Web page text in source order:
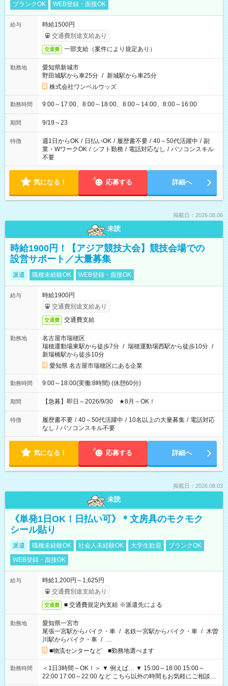
ブランクOK
WEB登録・面接OK
給与
時給1500円
交通費別途支給あり
交通費 一部支給（案件により規定あり）
勤務地
愛知県新城市
野田城駅から車25分 / 新城駅から車25分
株式会社ワンベルウッズ
勤務時間 9:00～17:00、8:00～18:00、8:00～14:00、8:00～16:00
期間 9/19～23
特徴 週1日からOK / 日払いOK / 履歴書不要 / 40～50代活躍中 / 副
業・WワークOK / シフト勤務 / 電話対応なし / パソコンスキル
不要
気になる！ 応募する 詳細へ
掲載日：2026.08.06
未読
時給1900円！【アジア競技大会】競技会場での
設営サポート／大量募集
派遣 職種未経験OK WEB登録・面接OK
給与
時給1900円
交通費別途支給あり
交通費 交通費支給
勤務地
名古屋市瑞穂区
瑞穂運動場東駅から徒歩7分 / 瑞穂運動場西駅から徒歩10分 /
新瑞橋駅から徒歩10分
愛知県 名古屋市瑞穂区にある企業
勤務時間 9:00～18:00(実働:8時間) (休憩60分)
期間 【急募】即日～2026/9/30 ★8月～OK！
特徴 履歴書不要 / 40～50代活躍中 / 10名以上の大量募集 / 電話対応
なし / パソコンスキル不要
気になる！ 応募する 詳細へ
掲載日：2026.08.03
未読
《単発1日OK！日払い可》＊文房具のモクモク
シール貼り
派遣 職種未経験OK 社会人未経験OK 大学生歓迎
ブランクOK
WEB登録・面接OK
給与
時給1,200円～1,625円
交通費別途支給あり
交通費 ■ 交通費規定内支給 ※派遣先による
勤務地
愛知県一宮市
尾張一宮駅からバイク・車 / 名鉄一宮駅からバイク・車 / 木曽
川駅からバイク・車 / …
■物流センターなど ■勤務地選べます
勤務時間
＜1日3時間～OK！＞ ▼ 例えば… ▼ 15:00～18:00 15:00～
22:00 17:00～22:00 など こちら以外の時間もお気軽にご相談く
ださい！